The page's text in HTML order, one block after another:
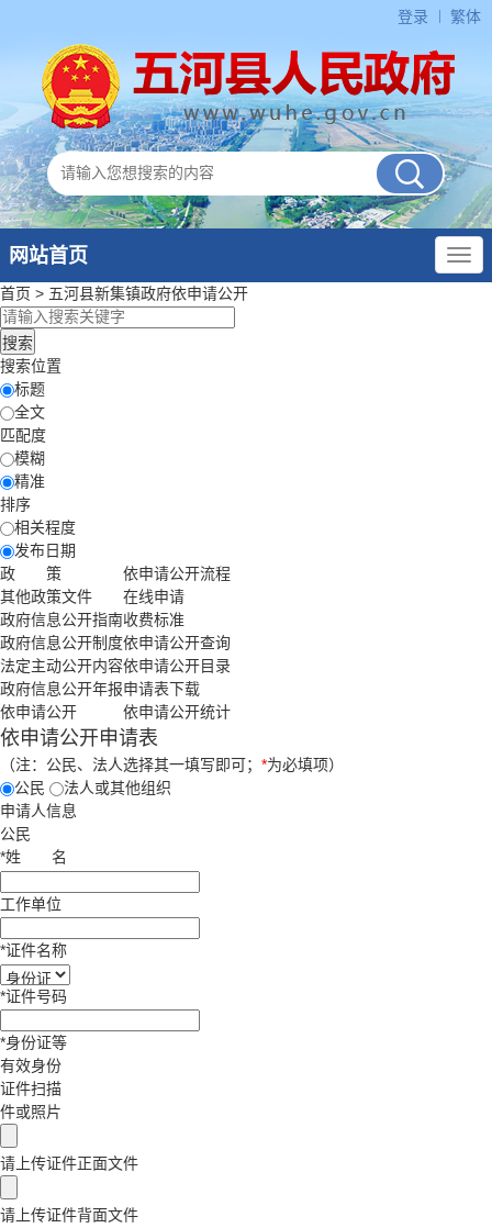
登录 繁体
网站首页
首页 > 五河县新集镇政府依申请公开
搜索位置
标题
全文
匹配度
模糊
精准
排序
相关程度
发布日期
政 策
其他政策文件
政府信息公开指南
政府信息公开制度
法定主动公开内容
政府信息公开年报
依申请公开
依申请公开流程
在线申请
收费标准
依申请公开查询
依申请公开目录
申请表下载
依申请公开统计
依申请公开申请表
（注：公民、法人选择其一填写即可； *为必填项）
公民
法人或其他组织
申请人信息
公民
*姓 名
工作单位
*证件名称
*证件号码
*身份证等
有效身份
证件扫描
件或照片
请上传证件正面文件
请上传证件背面文件